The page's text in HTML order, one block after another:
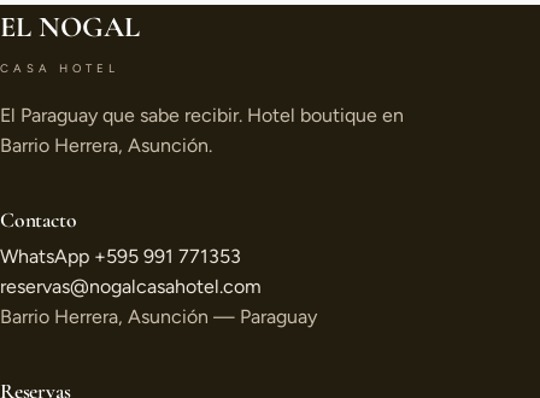
EL NOGAL
CASA HOTEL
El Paraguay que sabe recibir. Hotel boutique en
Barrio Herrera, Asunción.
Contacto
WhatsApp +595 991 771353
reservas@nogalcasahotel.com
Barrio Herrera, Asunción — Paraguay
Reservas